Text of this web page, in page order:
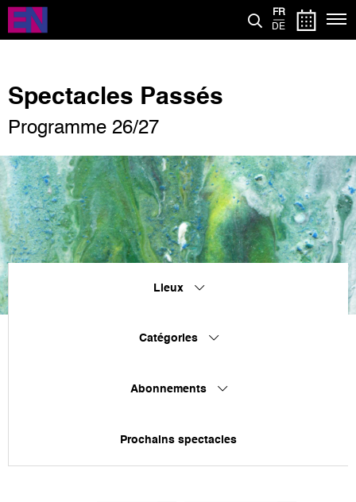
Aller
contenu
FR
DE
Spectacles Passés
Programme 26/27
Lieux
Catégories
Abonnements
Prochains spectacles